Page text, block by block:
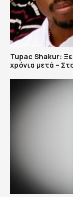
Tupac Shakur:
χρόνια μετά –